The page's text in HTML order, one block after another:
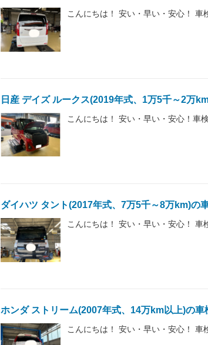
こんにちは！ 安い・早い・安心！ 車
日産 デイズ ルークス(2019年式、1万5千～2万
こんにちは！ 安い・早い・安心！車
ダイハツ タント(2017年式、7万5千～8万km)の
こんにちは！ 安い・早い・安心！ 車
ホンダ ストリーム(2007年式、14万km以上)の車
こんにちは！ 安い・早い・安心！ 車